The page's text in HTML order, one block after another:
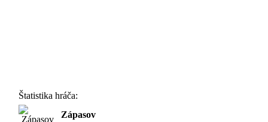
Štatistika hráča:
Zápasov